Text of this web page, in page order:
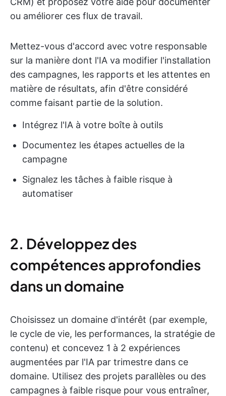
ou améliorer ces flux de travail.
Mettez-vous d'accord avec votre responsable
sur la manière dont l'IA va modifier l'installation
des campagnes, les rapports et les attentes en
matière de résultats, afin d'être considéré
comme faisant partie de la solution.
Intégrez l'IA à votre boîte à outils
Documentez les étapes actuelles de la
campagne
Signalez les tâches à faible risque à
automatiser
2. Développez des
compétences approfondies
dans un domaine
Choisissez un domaine d'intérêt (par exemple,
le cycle de vie, les performances, la stratégie de
contenu) et concevez 1 à 2 expériences
augmentées par l'IA par trimestre dans ce
domaine. Utilisez des projets parallèles ou des
campagnes à faible risque pour vous entraîner,